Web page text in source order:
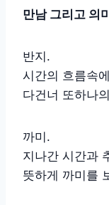
만남 그리고 의
반지.
시간의 흐름속
다건너 또하나
까미.
지나간 시간과
뜻하게 까미를